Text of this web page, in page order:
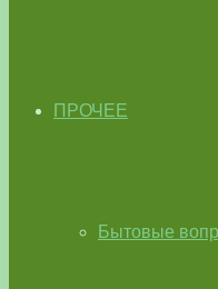
ПРОЧЕЕ
Бытовые